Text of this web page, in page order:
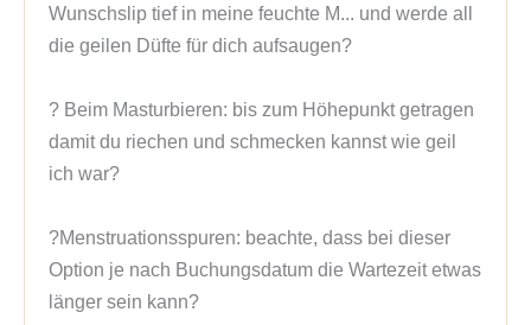
Wunschslip tief in meine feuchte M... und werde all
die geilen Düfte für dich aufsaugen?
? Beim Masturbieren: bis zum Höhepunkt getragen
damit du riechen und schmecken kannst wie geil
ich war?
?Menstruationsspuren: beachte, dass bei dieser
Option je nach Buchungsdatum die Wartezeit etwas
länger sein kann?